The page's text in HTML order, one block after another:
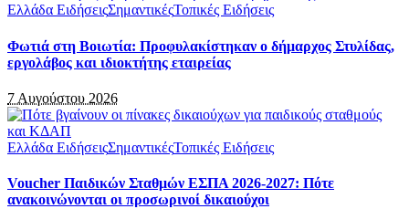
Ελλάδα ΕιδήσειςΣημαντικέςΤοπικές Ειδήσεις
Φωτιά στη Βοιωτία: Προφυλακίστηκαν ο δήμαρχος Στυλίδας,
εργολάβος και ιδιοκτήτης εταιρείας
7 Αυγούστου 2026
Ελλάδα ΕιδήσειςΣημαντικέςΤοπικές Ειδήσεις
Voucher Παιδικών Σταθμών ΕΣΠΑ 2026-2027: Πότε
ανακοινώνονται οι προσωρινοί δικαιούχοι